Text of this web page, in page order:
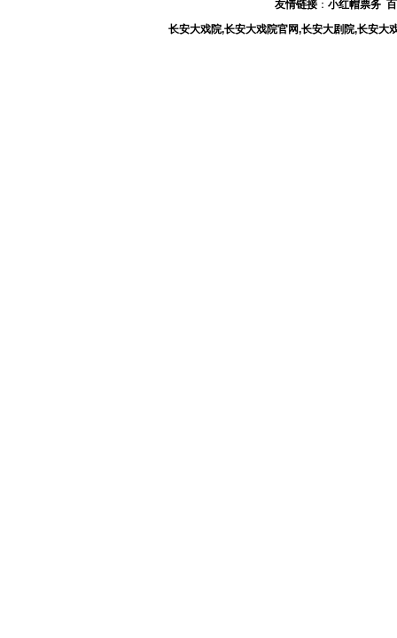
友情链接： 小红帽票务
长安大戏院,长安大戏院官网,长安大剧院,长安大